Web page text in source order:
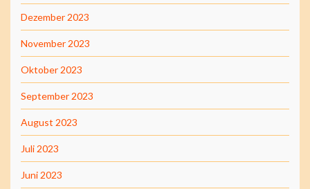
Dezember 2023
November 2023
Oktober 2023
September 2023
August 2023
Juli 2023
Juni 2023